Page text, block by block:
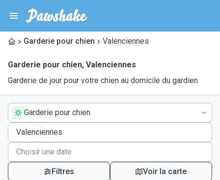
Garderie pour chien Valenciennes
Garderie pour chien, Valenciennes
Garderie de jour pour votre chien au domicile du gardien
Garderie pour chien
Filtres Voir la carte